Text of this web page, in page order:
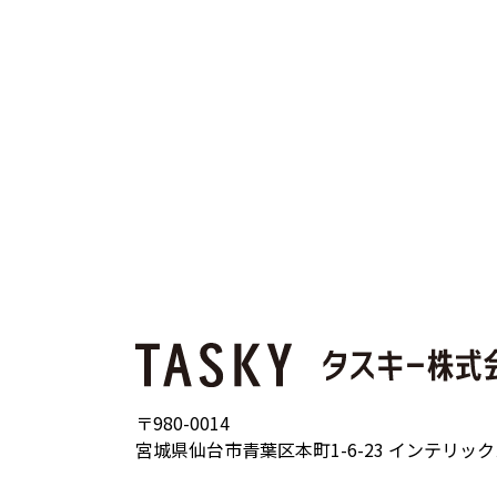
〒980-0014
宮城県仙台市青葉区本町1-6-23 インテリッ